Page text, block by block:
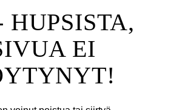
HUPSISTA,
EI